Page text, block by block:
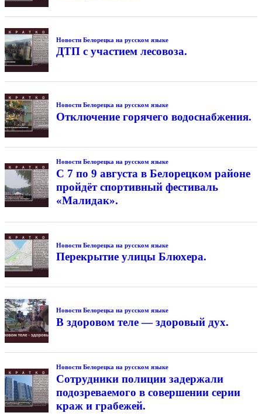
Новости Белорецка на русском языке
ДТП с участием лесовоза.
Новости Белорецка на русском языке
Отключение горячего водоснабжения.
Новости Белорецка на русском языке
С 7 по 9 августа в Белорецком районе
пройдёт спортивный фестиваль
«Малидак».
Новости Белорецка на русском языке
Перекрытие улицы Блюхера.
Новости Белорецка на русском языке
В здоровом теле — здоровый дух.
Новости Белорецка на русском языке
Сотрудники полиции задержали
подозреваемого в совершении серии
краж и грабежей.